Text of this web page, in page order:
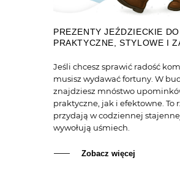
PREZENTY JEŹDZIECKIE
PRAKTYCZNE, STYLOWE I
Jeśli chcesz sprawić radość
musisz wydawać fortuny. W
znajdziesz mnóstwo
praktyczne, jak i efektowne. To
przydają w codziennej
wywołują uśmiech.
Zobacz więcej